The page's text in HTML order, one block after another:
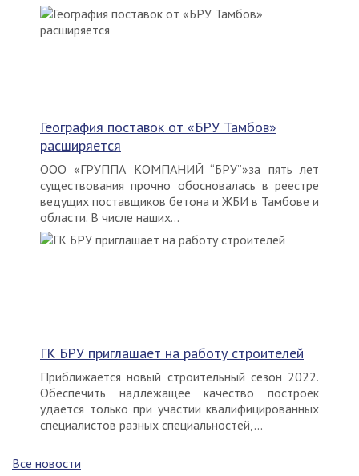
География поставок от «БРУ Тамбов»
расширяется
ООО «ГРУППА КОМПАНИЙ “БРУ”»за пять лет
существования прочно обосновалась в реестре
ведущих поставщиков бетона и ЖБИ в Тамбове и
области. В числе наших...
ГК БРУ приглашает на работу строителей
Приближается новый строительный сезон 2022.
Обеспечить надлежащее качество построек
удается только при участии квалифицированных
специалистов разных специальностей,...
Все новости